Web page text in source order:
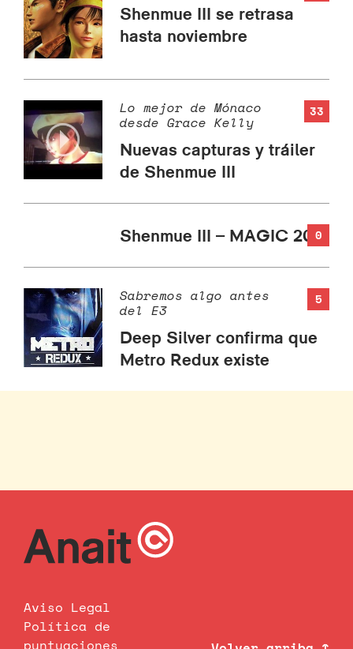
Shenmue III se retrasa
hasta noviembre
33
Lo mejor de Mónaco
desde Grace Kelly
Nuevas capturas y tráiler
de Shenmue III
0
Shenmue III – MAGIC 2018
5
Sabremos algo antes
del E3
Deep Silver confirma que
Metro Redux existe
Aviso Legal
Política de
puntuaciones